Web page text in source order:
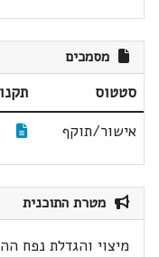
מסמכים
סטטוס
אישור/תוקף
מטרת התוכנית
מיצוי והגדלת נפח